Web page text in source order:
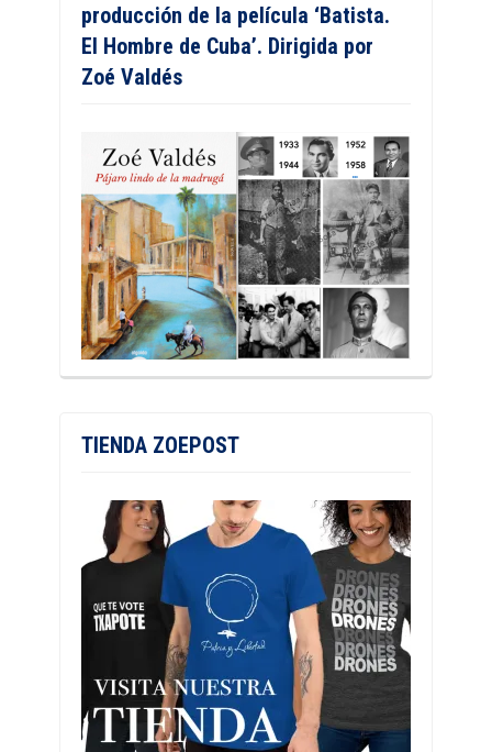
producción de la película ‘Batista.
El Hombre de Cuba’. Dirigida por
Zoé Valdés
TIENDA ZOEPOST